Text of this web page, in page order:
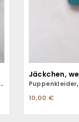
Puppenkleider,
10,00 €